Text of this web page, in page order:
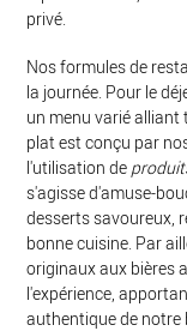
privé.
Nos formules de
la journée. Pour le
un menu varié
plat est conçu par
l'utilisation de
s'agisse d'amuse-
desserts savoureux,
bonne cuisine. Par
originaux aux bières
l'expérience,
authentique de notre